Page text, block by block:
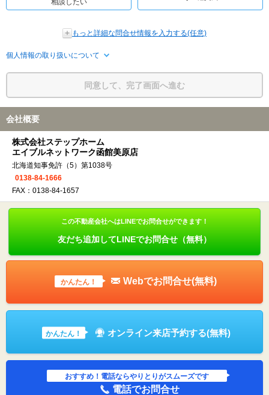
相談したい
もっと詳細な問合せ情報を入力する(任意)
個人情報の取り扱いについて
同意して、完了画面へ進む
会社概要
株式会社ステップホーム
エイブルネットワーク函館美原店
北海道知事免許（5）第1038号
0138-84-1666
FAX：0138-84-1657
この不動産会社へはLINEでお問合せができます！
友だち追加してLINEでお問合せ（無料）
かんたん！ Webでお問合せ(無料)
かんたん！ オンライン来店予約する(無料)
おすすめ！電話ならやりとりがスムーズです
電話でお問合せ